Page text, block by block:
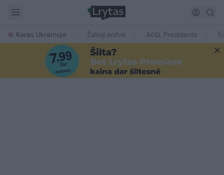
Karas Ukrainoje Žalioji erdvė Ačiū, Prezidente